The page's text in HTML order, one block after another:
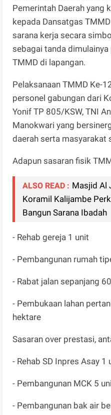
Pemerintah Daerah yang
kepada Dansatgas
sarana kerja secara
sebagai tanda
TMMD di lapangan.
Pelaksanaan TMMD Ke-
personel gabungan dari
Yonif TP 805/KSW, TNI
Manokwari yang
daerah serta masyarakat
Adapun sasaran fisik
ALSO READ : Masjid Al
Koramil Kalijambe
Bangun Sarana Ibadah
- Rehab gereja 1 unit
- Pembangunan rumah
- Rabat jalan sepanjang
- Pembukaan lahan
hektare
Sasaran over prestasi,
- Rehab SD Inpres Asay 1
- Pembangunan MCK 5
- Pembangunan bak air